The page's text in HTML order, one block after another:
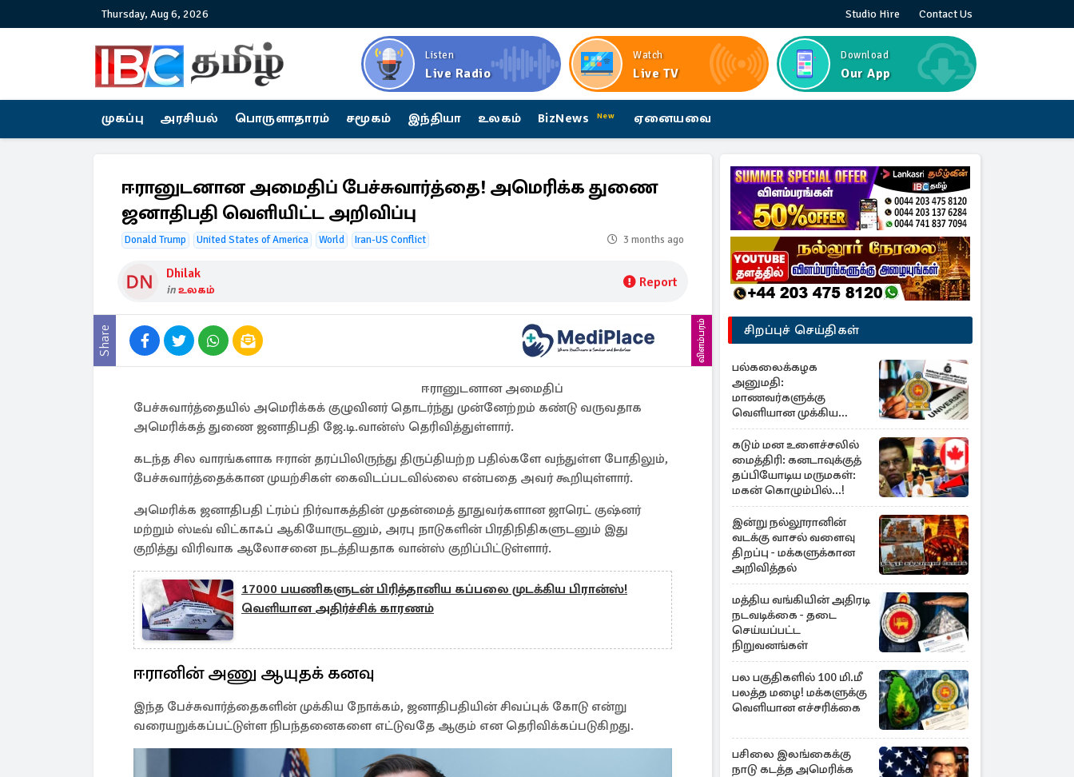
Thursday, Aug 6, 2026 Studio Hire Contact Us
Listen
Live Radio
Watch
Live TV
Download
Our App
முகப்பு அரசியல் பொருளாதாரம் சமூகம் இந்தியா உலகம் BizNews New ஏனையவை
ஈரானுடனான அமைதிப் பேச்சுவார்த்தை! அமெரிக்க துணை
ஜனாதிபதி வெளியிட்ட அறிவிப்பு
Donald Trump United States of America World Iran-US Conflict 3 months ago
Dhilak
inஉலகம் Report
Share விளம்பரம்
ஈரானுடனான அமைதிப்
பேச்சுவார்த்தையில் அமெரிக்கக் குழுவினர் தொடர்ந்து முன்னேற்றம் கண்டு வருவதாக
அமெரிக்கத் துணை ஜனாதிபதி ஜே.டி.வான்ஸ் தெரிவித்துள்ளார்.
கடந்த சில வாரங்களாக ஈரான் தரப்பிலிருந்து திருப்தியற்ற பதில்களே வந்துள்ள போதிலும்,
பேச்சுவார்த்தைக்கான முயற்சிகள் கைவிடப்படவில்லை என்பதை அவர் கூறியுள்ளார்.
அமெரிக்க ஜனாதிபதி ட்ரம்ப் நிர்வாகத்தின் முதன்மைத் தூதுவர்களான ஜாரெட் குஷ்னர்
மற்றும் ஸ்டீவ் விட்காஃப் ஆகியோருடனும், அரபு நாடுகளின் பிரதிநிதிகளுடனும் இது
குறித்து விரிவாக ஆலோசனை நடத்தியதாக வான்ஸ் குறிப்பிட்டுள்ளார்.
17000 பயணிகளுடன் பிரித்தானிய கப்பலை முடக்கிய பிரான்ஸ்!
வெளியான அதிர்ச்சிக் காரணம்
ஈரானின் அணு ஆயுதக் கனவு
இந்த பேச்சுவார்த்தைகளின் முக்கிய நோக்கம், ஜனாதிபதியின் சிவப்புக் கோடு என்று
வரையறுக்கப்பட்டுள்ள நிபந்தனைகளை எட்டுவதே ஆகும் என தெரிவிக்கப்படுகிறது.
சிறப்புச் செய்திகள்
பல்கலைக்கழக
அனுமதி:
மாணவர்களுக்கு
வெளியான முக்கிய
அறிவிப்பு
கடும் மன உளைச்சலில்
மைத்திரி: கனடாவுக்குத்
தப்பியோடிய மருமகள்:
மகன் கொழும்பில்...!
இன்று நல்லூரானின்
வடக்கு வாசல் வளைவு
திறப்பு - மக்களுக்கான
அறிவித்தல்
மத்திய வங்கியின் அதிரடி
நடவடிக்கை - தடை
செய்யப்பட்ட
நிறுவனங்கள்
பல பகுதிகளில் 100 மி.மீ
பலத்த மழை! மக்களுக்கு
வெளியான எச்சரிக்கை
பசிலை இலங்கைக்கு
நாடு கடத்த அமெரிக்க